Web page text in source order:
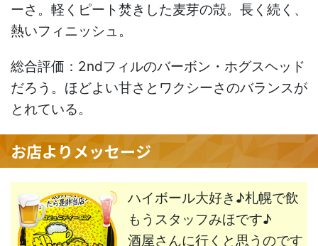
ーさ。軽くピート焚きした麦芽の殻。長く続く、
熱いフィニッシュ。
総合評価：2ndフィルのバーボン・ホグスヘッド
だろう。ほどよい甘さとワクシーさのバランスが
とれている。
お店よりメッセージ
ハイボール大好き♪札幌で飲
もうスタッフみほです♪
酒屋さんに行くと思うのです